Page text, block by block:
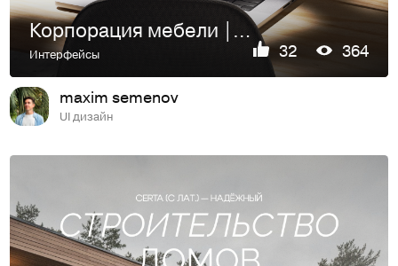
Корпорация мебели | Лендинг
Интерфейсы 32 364
maxim semenov
UI дизайн